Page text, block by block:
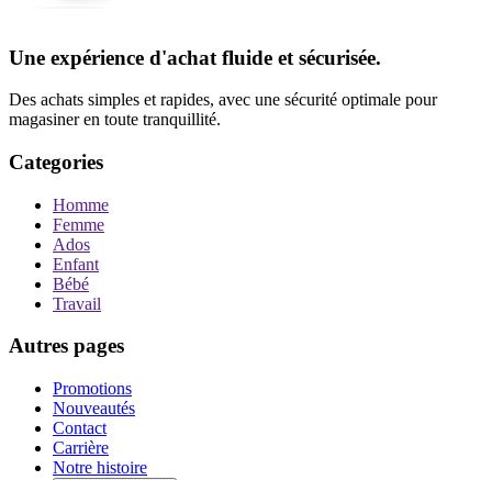
Une expérience d'achat fluide et sécurisée.
Des achats simples et rapides, avec une sécurité optimale pour
magasiner en toute tranquillité.
Categories
Homme
Femme
Ados
Enfant
Bébé
Travail
Autres pages
Promotions
Nouveautés
Contact
Carrière
Notre histoire